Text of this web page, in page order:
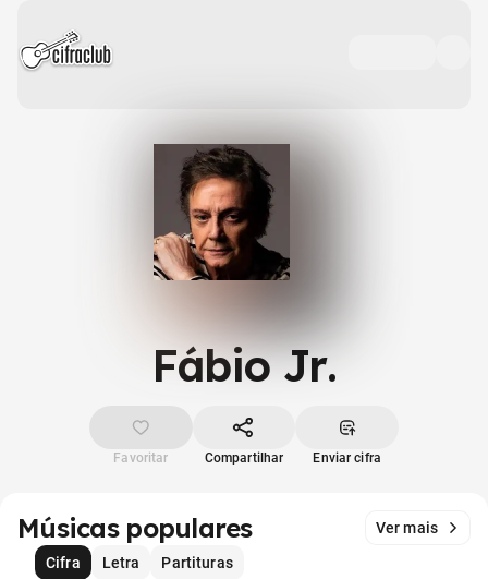
Fábio Jr.
Favoritar Compartilhar Enviar cifra
Músicas populares
Ver mais
Cifra
Letra Partituras